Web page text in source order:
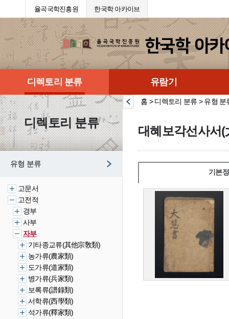
율곡국학진흥원 한국학 아카이브
디렉토리 분류 유람기
디렉토리 분류
유형 분류
고문서
고전적
경부
사부
자부
기타종교류(其他宗敎類)
농가류(農家類)
도가류(道家類)
병가류(兵家類)
보록류(譜錄類)
서학류(西學類)
석가류(釋家類)
홈 > 디렉토리 분류 > 유형 분
대혜보각선사서
기본